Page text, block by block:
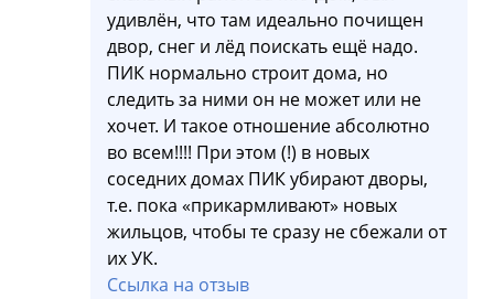
удивлён, что там идеально почищен
двор, снег и лёд поискать ещё надо.
ПИК нормально строит дома, но
следить за ними он не может или не
хочет. И такое отношение абсолютно
во всем!!!! При этом (!) в новых
соседних домах ПИК убирают дворы,
т.е. пока «прикармливают» новых
жильцов, чтобы те сразу не сбежали от
их УК.
Ссылка на отзыв